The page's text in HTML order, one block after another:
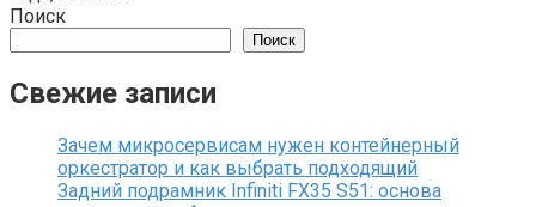
Поиск
Поиск
Свежие записи
Зачем микросервисам нужен контейнерный
оркестратор и как выбрать подходящий
Задний подрамник Infiniti FX35 S51: основа